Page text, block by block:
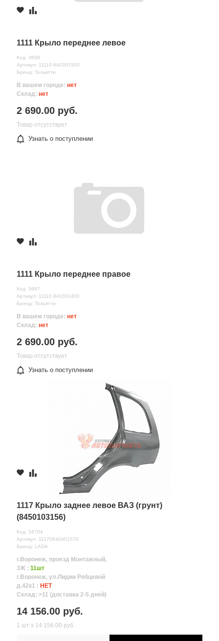
1111 Крыло переднее левое
Код: 3698
Артикул: 11110 840301500
Бренд: Тольятти
В вашем городе: нет
Склад: нет
2 690.00 руб.
Товар отсутствует
Узнать о поступлении
1111 Крыло переднее правое
Код: 3697
Артикул: 11110 840301400
Бренд: Тольятти
В вашем городе: нет
Склад: нет
2 690.00 руб.
Товар отсутствует
Узнать о поступлении
1117 Крыло заднее левое ВАЗ (грунт)
(8450103156)
Код: 34704
Артикул: 11170840401570
Бренд: LADA
г.Воронеж, проезд Монтажный,
3Ж : 11шт
г.Воронеж, ул.Лидии Рябцевой
д.42к1 : НЕТ
Склад: >11 (доставка 2-5 дней)
14 156.00 руб.
1 шт х 14 156.00 руб.